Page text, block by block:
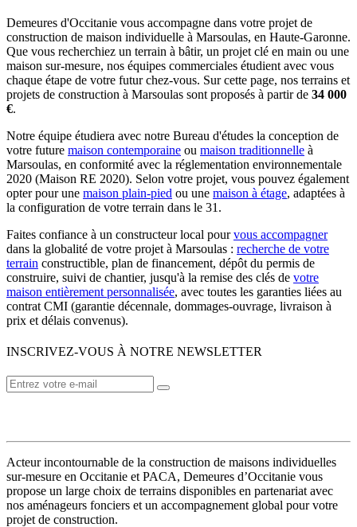
Demeures d'Occitanie vous accompagne dans votre projet de
construction de maison individuelle à Marsoulas, en Haute-Garonne.
Que vous recherchiez un terrain à bâtir, un projet clé en main ou une
maison sur-mesure, nos équipes commerciales étudient avec vous
chaque étape de votre futur chez-vous. Sur cette page, nos terrains et
projets de construction à Marsoulas sont proposés à partir de 34 000
€.
Notre équipe étudiera avec notre Bureau d'études la conception de
votre future maison contemporaine ou maison traditionnelle à
Marsoulas, en conformité avec la réglementation environnementale
2020 (Maison RE 2020). Selon votre projet, vous pouvez également
opter pour une maison plain-pied ou une maison à étage, adaptées à
la configuration de votre terrain dans le 31.
Faites confiance à un constructeur local pourvous accompagner
dans la globalité de votre projet à Marsoulas : recherche de votre
terrain constructible, plan de financement, dépôt du permis de
construire, suivi de chantier, jusqu'à la remise des clés de votre
maison entièrement personnalisée, avec toutes les garanties liées au
contrat CMI (garantie décennale, dommages-ouvrage, livraison à
prix et délais convenus).
INSCRIVEZ-VOUS À NOTRE NEWSLETTER
Acteur incontournable de la construction de maisons individuelles
sur-mesure en Occitanie et PACA, Demeures d’Occitanie vous
propose un large choix de terrains disponibles en partenariat avec
nos aménageurs fonciers et un accompagnement global pour votre
projet de construction.